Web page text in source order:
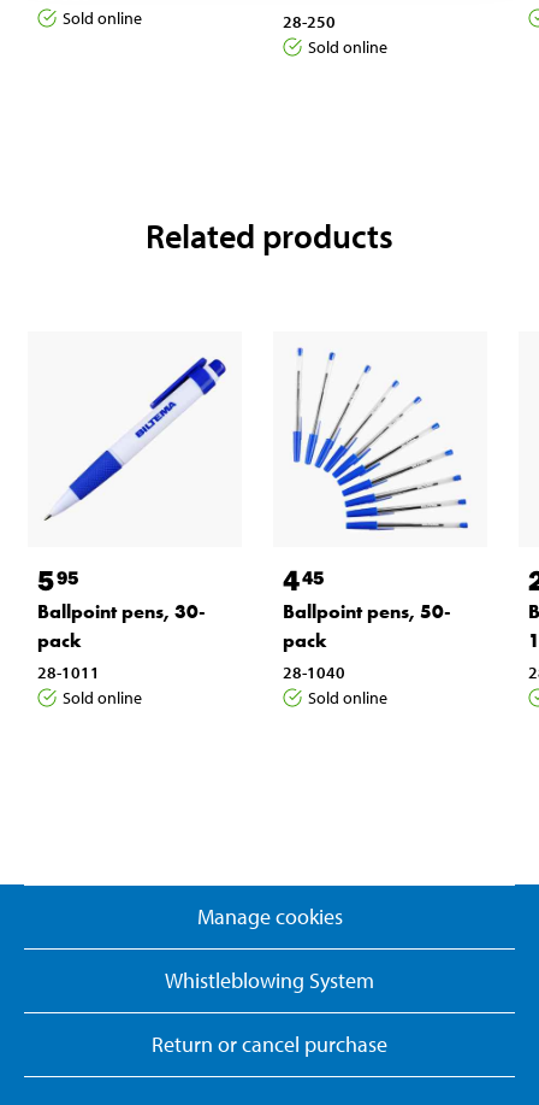
Sold online
28-250
Sold online
Related products
595
Ballpoint pens, 30-
pack
28-1011
Sold online
445
Ballpoint pens, 50-
pack
28-1040
Sold online
Manage cookies
Whistleblowing System
Return or cancel purchase